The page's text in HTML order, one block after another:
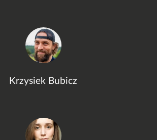
Krzysiek Bubicz